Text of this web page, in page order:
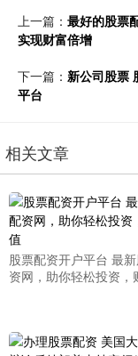
上一篇： 最好的股票
实现财富倍增
下一篇： 新公司股票
平台
相关文章
股票配资开户平台 最
资网，助你轻松投资，